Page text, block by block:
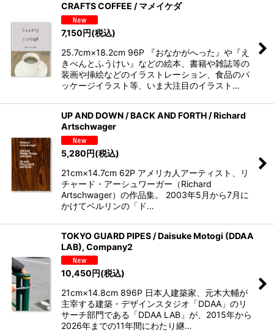
CRAFTS COFFEE / マメイケダ
7,150円(税込)
25.7cm×18.2cm 96P 『おなかがへった』や『え
きべんとふうけい』などの絵本、書籍や雑誌等の
装画や挿絵などのイラストレーション、食品のパ
ッケージイラスト等、いま大注目のイラスト…
UP AND DOWN / BACK AND FORTH / Richard
Artschwager
5,280円(税込)
21cm×14.7cm 62P アメリカ人アーティスト、リ
チャード・アーシュワーガー（Richard
Artschwager）の作品集。 2003年5月から7月に
かけてベルリンの「ド…
TOKYO GUARD PIPES / Daisuke Motogi (DDAA
LAB), Company2
10,450円(税込)
21cm×14.8cm 896P 日本人建築家、元木大輔が
主宰する建築・デザインスタジオ「DDAA」のリ
サーチ部門である「DDAA LAB」が、2015年から
2026年までの11年間にわたり継…